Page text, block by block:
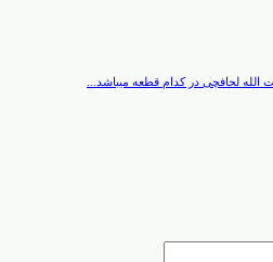
لحافچی در کدام قطعه میباشد...